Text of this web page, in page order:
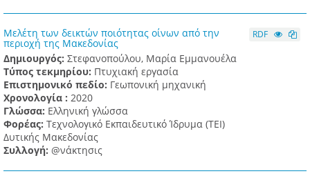
Μελέτη των δεικτών ποιότητας οίνων από την
περιοχή της Μακεδονίας
Δημιουργός: Στεφανοπούλου, Μαρία Εμμανουέλα
Τύπος τεκμηρίου: Πτυχιακή εργασία
Επιστημονικό πεδίο: Γεωπονική μηχανική
Χρονολογία : 2020
Γλώσσα: Ελληνική γλώσσα
Φορέας: Τεχνολογικό Εκπαιδευτικό Ίδρυμα (ΤΕΙ)
Δυτικής Μακεδονίας
Συλλογή: @νάκτησις
RDF